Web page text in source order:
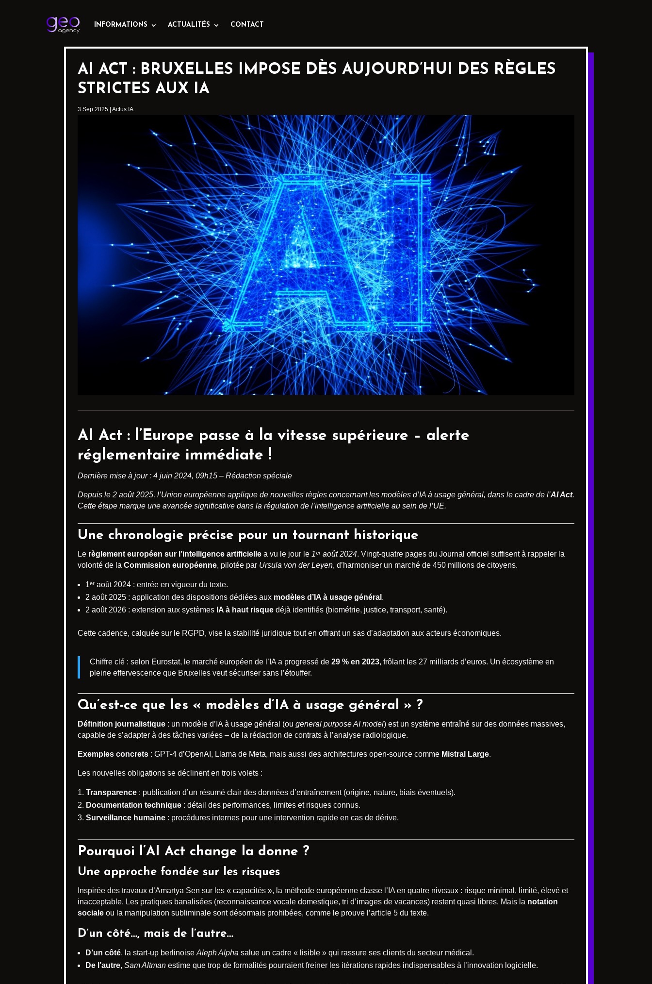
INFORMATIONS ACTUALITÉS CONTACT
AI ACT : BRUXELLES IMPOSE DÈS AUJOURD’HUI DES RÈGLES
STRICTES AUX IA
3 Sep 2025 Actus IA
AI Act : l’Europe passe à la vitesse supérieure – alerte
réglementaire immédiate !
Dernière mise à jour : 4 juin 2024, 09h15 – Rédaction spéciale
Depuis le 2 août 2025, l’Union européenne applique de nouvelles règles concernant les modèles d’IA à usage général, dans le cadre de l’AI Act.
Cette étape marque une avancée significative dans la régulation de l’intelligence artificielle au sein de l’UE.
Une chronologie précise pour un tournant historique
Le règlement européen sur l’intelligence artificielle a vu le jour le 1ᵉʳ août 2024. Vingt-quatre pages du Journal officiel suffisent à rappeler la
volonté de la Commission européenne, pilotée par Ursula von der Leyen, d’harmoniser un marché de 450 millions de citoyens.
1ᵉʳ août 2024 : entrée en vigueur du texte.
2 août 2025 : application des dispositions dédiées aux modèles d’IA à usage général .
2 août 2026 : extension aux systèmes IA à haut risque déjà identifiés (biométrie, justice, transport, santé).
Cette cadence, calquée sur le RGPD, vise la stabilité juridique tout en offrant un sas d’adaptation aux acteurs économiques.
Chiffre clé : selon Eurostat, le marché européen de l’IA a progressé de 29 % en 2023, frôlant les 27 milliards d’euros. Un écosystème en
pleine effervescence que Bruxelles veut sécuriser sans l’étouffer.
Qu’est-ce que les « modèles d’IA à usage général » ?
Définition journalistique : un modèle d’IA à usage général (ou general purpose AI model) est un système entraîné sur des données massives,
capable de s’adapter à des tâches variées – de la rédaction de contrats à l’analyse radiologique.
Exemples concrets : GPT-4 d’OpenAI, Llama de Meta, mais aussi des architectures open-source comme Mistral Large.
Les nouvelles obligations se déclinent en trois volets :
Transparence : publication d’un résumé clair des données d’entraînement (origine, nature, biais éventuels).
Documentation technique : détail des performances, limites et risques connus.
Surveillance humaine : procédures internes pour une intervention rapide en cas de dérive.
Pourquoi l’AI Act change la donne ?
Une approche fondée sur les risques
Inspirée des travaux d’Amartya Sen sur les « capacités », la méthode européenne classe l’IA en quatre niveaux : risque minimal, limité, élevé et
inacceptable. Les pratiques banalisées (reconnaissance vocale domestique, tri d’images de vacances) restent quasi libres. Mais la notation
sociale ou la manipulation subliminale sont désormais prohibées, comme le prouve l’article 5 du texte.
D’un côté…, mais de l’autre…
D’un côté, la start-up berlinoise Aleph Alpha salue un cadre « lisible » qui rassure ses clients du secteur médical.
De l’autre, Sam Altman estime que trop de formalités pourraient freiner les itérations rapides indispensables à l’innovation logicielle.